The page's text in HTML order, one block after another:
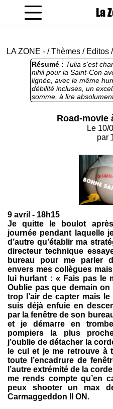
La
LA ZONE - /Thèmes / Editos /
Résumé : Tulia s'est
nihil pour la Saint-Con
lignée, avec le même
débilité incluses, un
somme, à lire
Article vainqueur de la
Road-movie
Le 10/
par
9 avril - 18h15
Je quitte le boulot
journée pendant laquelle
d’autre qu’établir ma
directeur technique
bureau pour me parler
envers mes collègues
lui hurlant : « Fais pas le
Oublie pas que demain
trop l’air de capter mais
suis déjà enfuie en
par la fenêtre de son
et je démarre en
pompiers la plus
j’oublie de détacher la
le cul et je me retrouve à
toute l’encadrure de
l’autre extrémité de la
me rends compte qu’en
peux shooter un max
Carmaggeddon II ON.